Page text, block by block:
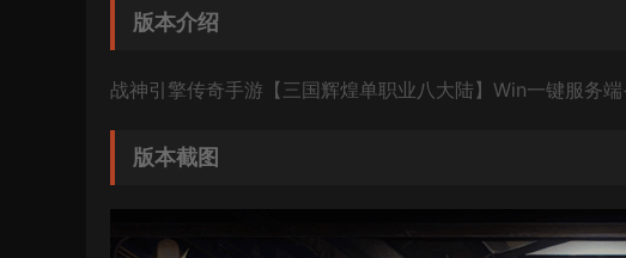
版本介绍
战神引擎传奇手游【三国辉煌单职业八大陆】Win一键服务
版本截图